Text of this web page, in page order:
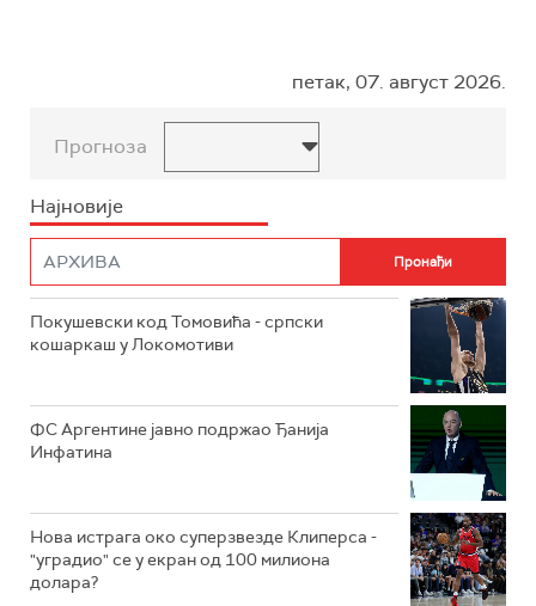
петак, 07. август 2026.
Прогноза
Најновије
Покушевски код Томовића - српски
кошаркаш у Локомотиви
ФС Аргентине јавно подржао Ђанија
Инфатина
Нова истрага око суперзвезде Клиперса -
"уградио" се у екран од 100 милиона
долара?